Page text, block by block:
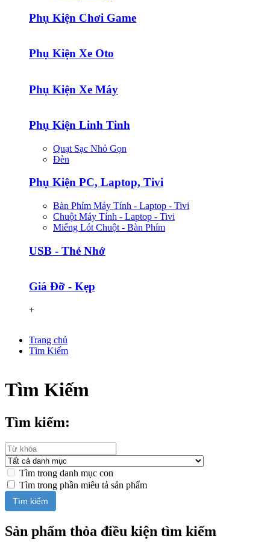
Phụ Kiện Chơi Game
Phụ Kiện Xe Oto
Phụ Kiện Xe Máy
Phụ Kiện Linh Tinh
Quạt Sạc Nhỏ Gọn
Đèn
Phụ Kiện PC, Laptop, Tivi
Bàn Phím Máy Tính - Laptop - Tivi
Chuột Máy Tính - Laptop - Tivi
Miếng Lót Chuột - Bàn Phím
USB - Thẻ Nhớ
Giá Đỡ - Kẹp
+
Trang chủ
Tìm Kiếm
Tìm Kiếm
Tìm kiếm:
Tìm trong danh mục con
Tìm trong phần miêu tả sản phẩm
Sản phẩm thỏa điều kiện tìm kiếm